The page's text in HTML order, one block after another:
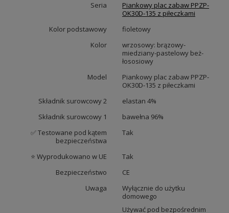
Seria
Piankowy plac zabaw PPZP-
OK30D-135 z piłeczkami
Kolor podstawowy
fioletowy
Kolor
wrzosowy: brązowy-
miedziany-pastelowy beż-
łososiowy
Model
Piankowy plac zabaw PPZP-
OK30D-135 z piłeczkami
Składnik surowcowy 2
elastan 4%
Składnik surowcowy 1
bawełna 96%
✅ Testowane pod kątem
bezpieczeństwa
Tak
⭐ Wyprodukowano w UE
Tak
Bezpieczeństwo
CE
Uwaga
Wyłącznie do użytku
domowego
Używać pod bezpośrednim